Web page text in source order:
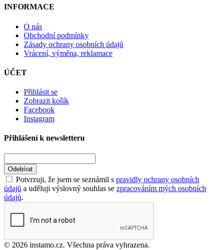
INFORMACE
O nás
Obchodní podmínky
Zásady ochrany osobních údajů
Vrácení, výměna, reklamace
ÚČET
Přihlásit se
Zobrazit košík
Facebook
Instagram
Přihlášení k newsletteru
Odebírat
Potvrzuji, že jsem se seznámil s pravidly ochrany osobních
údajů a uděluji výslovný souhlas se zpracováním mých osobních
údajů.
© 2026 instamo.cz. Všechna práva vyhrazena.